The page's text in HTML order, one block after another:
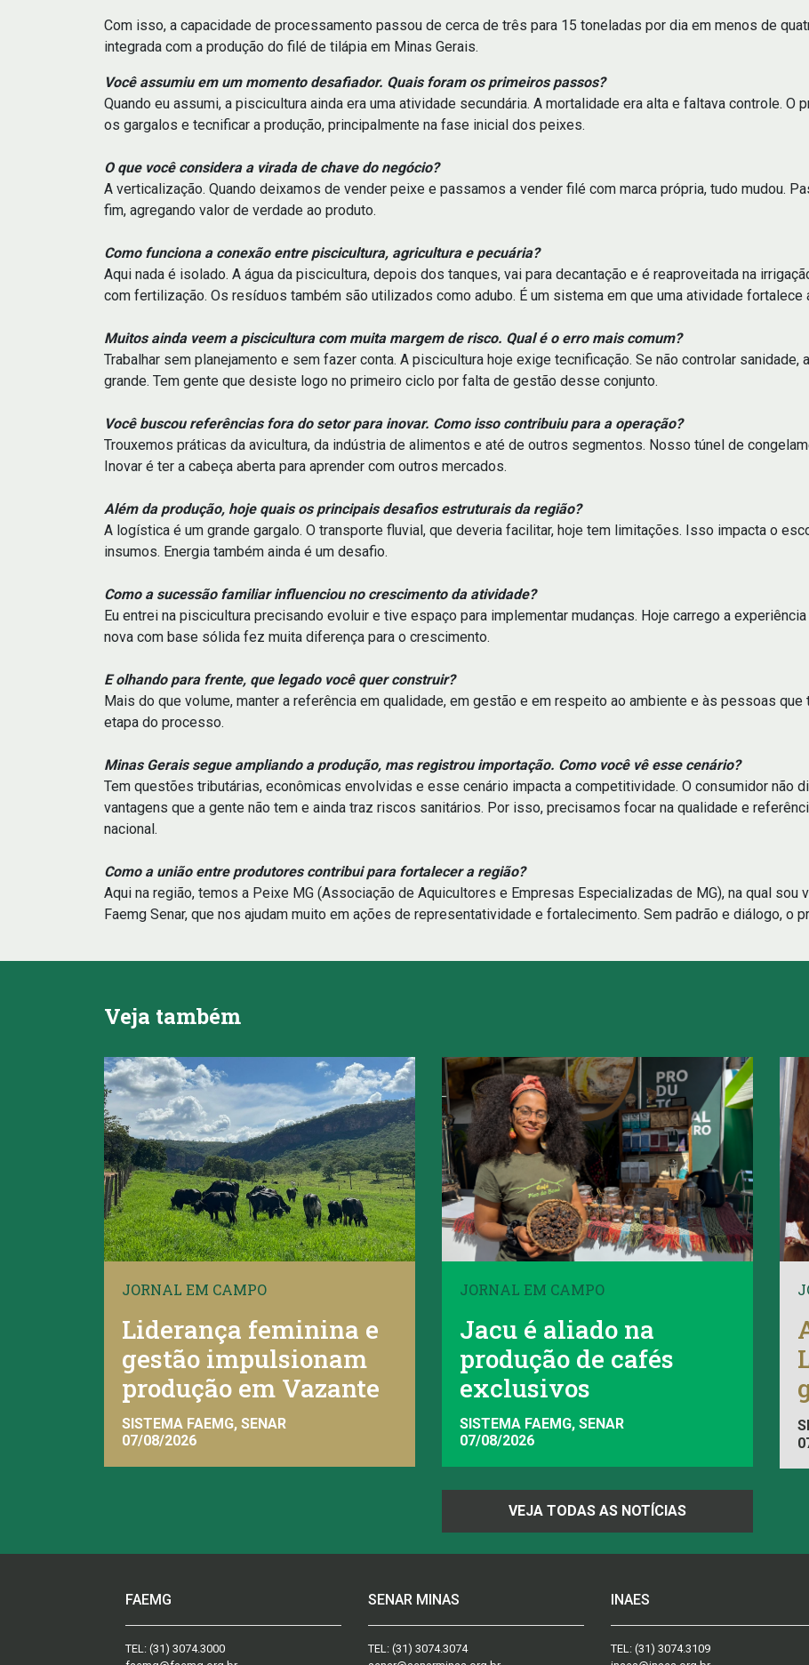
Com isso, a capacidade de processamento passou de cerca de três para 15 toneladas por dia em menos de
integrada com a produção do filé de tilápia em Minas Gerais.
Você assumiu em um momento desafiador. Quais foram os primeiros passos?
Quando eu assumi, a piscicultura ainda era uma atividade secundária. A mortalidade era alta e faltava controle.
os gargalos e tecnificar a produção, principalmente na fase inicial dos peixes.
O que você considera a virada de chave do negócio?
A verticalização. Quando deixamos de vender peixe e passamos a vender filé com marca própria, tudo mudou.
fim, agregando valor de verdade ao produto.
Como funciona a conexão entre piscicultura, agricultura e pecuária?
Aqui nada é isolado. A água da piscicultura, depois dos tanques, vai para decantação e é reaproveitada na
com fertilização. Os resíduos também são utilizados como adubo. É um sistema em que uma atividade fortalece
Muitos ainda veem a piscicultura com muita margem de risco. Qual é o erro mais comum?
Trabalhar sem planejamento e sem fazer conta. A piscicultura hoje exige tecnificação. Se não controlar
grande. Tem gente que desiste logo no primeiro ciclo por falta de gestão desse conjunto.
Você buscou referências fora do setor para inovar. Como isso contribuiu para a operação?
Trouxemos práticas da avicultura, da indústria de alimentos e até de outros segmentos. Nosso túnel de
Inovar é ter a cabeça aberta para aprender com outros mercados.
Além da produção, hoje quais os principais desafios estruturais da região?
A logística é um grande gargalo. O transporte fluvial, que deveria facilitar, hoje tem limitações. Isso impacta o
insumos. Energia também ainda é um desafio.
Como a sucessão familiar influenciou no crescimento da atividade?
Eu entrei na piscicultura precisando evoluir e tive espaço para implementar mudanças. Hoje carrego a
nova com base sólida fez muita diferença para o crescimento.
E olhando para frente, que legado você quer construir?
Mais do que volume, manter a referência em qualidade, em gestão e em respeito ao ambiente e às pessoas
etapa do processo.
Minas Gerais segue ampliando a produção, mas registrou importação. Como você vê esse cenário?
Tem questões tributárias, econômicas envolvidas e esse cenário impacta a competitividade. O consumidor não
vantagens que a gente não tem e ainda traz riscos sanitários. Por isso, precisamos focar na qualidade e
nacional.
Como a união entre produtores contribui para fortalecer a região?
Aqui na região, temos a Peixe MG (Associação de Aquicultores e Empresas Especializadas de MG), na qual
Faemg Senar, que nos ajudam muito em ações de representatividade e fortalecimento. Sem padrão e diálogo, o
Veja também
JORNAL EM CAMPO
Liderança feminina e
gestão impulsionam
produção em Vazante
SISTEMA FAEMG, SENAR
07/08/2026
JORNAL EM CAMPO
Jacu é aliado na
produção de cafés
exclusivos
SISTEMA FAEMG, SENAR
07/08/2026
VEJA TODAS AS NOTÍCIAS
FAEMG
TEL: (31) 3074.3000
SENAR MINAS
TEL: (31) 3074.3074
INAES
TEL: (31) 3074.3109